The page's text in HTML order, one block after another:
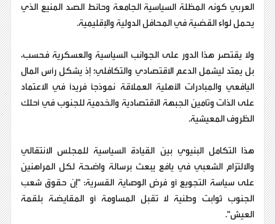
العربي كونه المظلة السياسية الجامعة وحائط الصد المنيع الذي
يحمل لواء القضية في المحافل الدولية والإقليمية.
ولا يقتصر هذا الدور على الجوانب السياسية والعسكرية فحسب،
بل يمتد ليشمل الدعم الاقتصادي والتكافلي؛ إذ يشكل رأس المال
اليافعي والمبادرات الأهلية العملاقة نموذجاً فريداً في الاعتماد
على الذات وتأمين الجبهة الاقتصادية والخدمية للجنوب في أحلك
الظروف المعيشية.
هذا التكامل البنيوي بين القيادة السياسية للمجلس الانتقالي
والالتزام الشعبي في يافع يبعث برسالة واضحة لكل المراهنين
على سياسة التجويع أو فرض الوصاية القسرية: "إن حقوق شعب
الجنوب ثوابت وطنية لا تقبل المساومة أو المقايضة بلقمة
العيش".